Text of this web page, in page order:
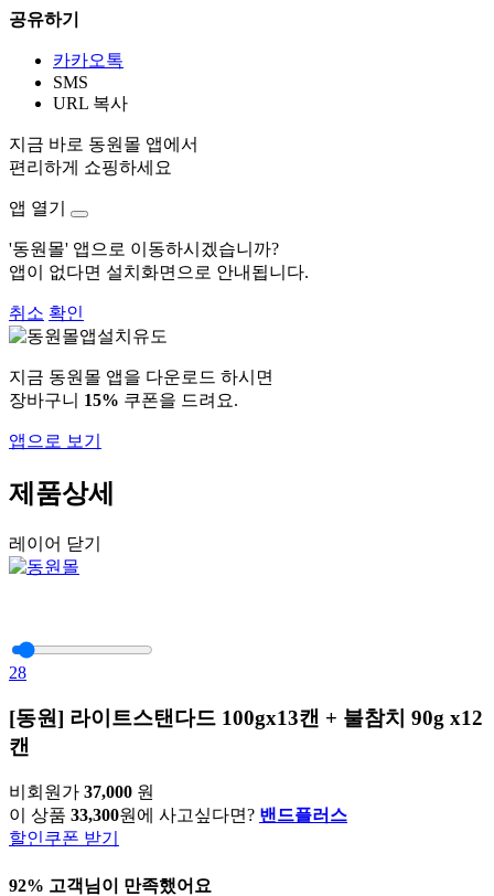
공유하기
카카오톡
SMS
URL 복사
지금 바로 동원몰 앱에서
편리하게 쇼핑하세요
앱 열기
'동원몰' 앱으로 이동하시겠습니까?
앱이 없다면 설치화면으로 안내됩니다.
취소 확인
지금 동원몰 앱을 다운로드 하시면
장바구니 15% 쿠폰을 드려요.
앱으로 보기
제품상세
레이어 닫기
28
[동원] 라이트스탠다드 100gx13캔 + 불참치 90g x12
캔
비회원가 37,000 원
이 상품 33,300원에 사고싶다면? 밴드플러스
할인쿠폰 받기
92% 고객님이 만족했어요